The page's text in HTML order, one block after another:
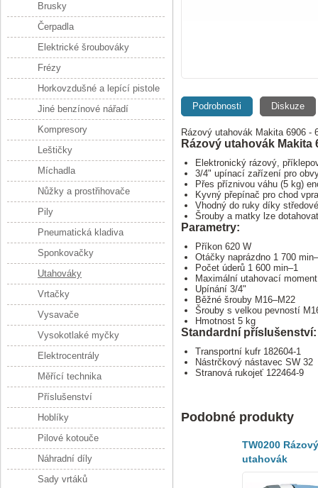
Podrobnosti Diskuze
Rázový utahovák Makita 6906 -
Rázový utahovák Makita
Elektronický rázový,
3/4" upínací zařízení pro
Přes příznivou váhu (5 kg)
Kyvný přepínač pro chod
Vhodný do ruky díky
Šrouby a matky lze
Parametry:
Příkon 620 W
Otáčky naprázdno 1 700
Počet úderů 1 600 min–1
Maximální utahovací
Upínání 3/4"
Běžné šrouby M16–M22
Šrouby s velkou pevností
Hmotnost 5 kg
Standardní příslušenství:
Transportní kufr 182604-1
Nástrčkový nástavec SW 32
Stranová rukojeť 122464-9
Podobné produkty
TW0200 Rázový
utahovák
200Nm,380W
Brusky
Čerpadla
Elektrické šroubováky
Frézy
Horkovzdušné a lepící pistole
Jiné benzínové nářadí
Kompresory
Leštičky
Míchadla
Nůžky a prostřihovače
Pily
Pneumatická kladiva
Sponkovačky
Utahováky
Vrtačky
Vysavače
Vysokotlaké myčky
Elektrocentrály
Měřící technika
Příslušenství
Hoblíky
Pilové kotouče
Náhradní díly
Sady vrtáků